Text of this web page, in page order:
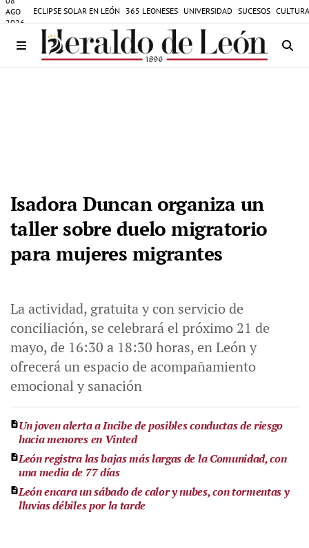
AGO
2026
ECLIPSE SOLAR EN LEÓN 365 LEONESES UNIVERSIDAD SUCESOS
Isadora Duncan organiza un
taller sobre duelo migratorio
para mujeres migrantes
La actividad, gratuita y con servicio de
conciliación, se celebrará el próximo 21 de
mayo, de 16:30 a 18:30 horas, en León y
ofrecerá un espacio de acompañamiento
emocional y sanación
Un joven alerta a Incibe de posibles conductas de riesgo
hacia menores en Vinted
León registra las bajas más largas de la Comunidad, con
una media de 77 días
León encara un sábado de calor y nubes, con tormentas y
lluvias débiles por la tarde